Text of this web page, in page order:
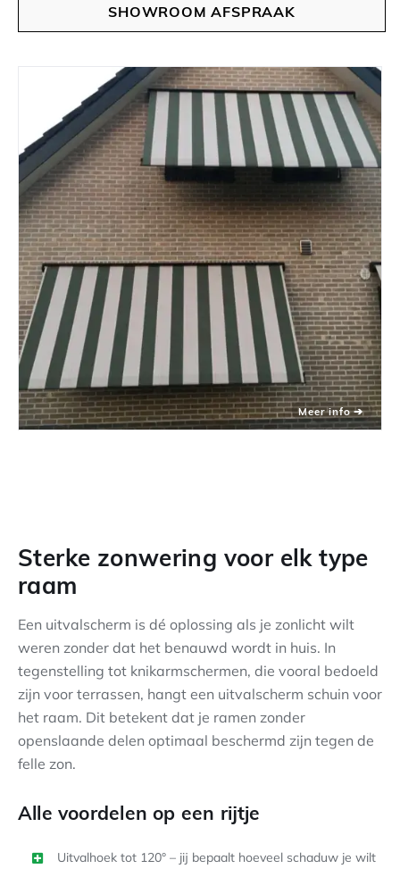
SHOWROOM AFSPRAAK
Sterke zonwering voor elk type
raam
Een uitvalscherm is dé oplossing als je zonlicht wilt
weren zonder dat het benauwd wordt in huis. In
tegenstelling tot knikarmschermen, die vooral bedoeld
zijn voor terrassen, hangt een uitvalscherm schuin voor
het raam. Dit betekent dat je ramen zonder
openslaande delen optimaal beschermd zijn tegen de
felle zon.
Alle voordelen op een rijtje
Uitvalhoek tot 120° – jij bepaalt hoeveel schaduw je wilt